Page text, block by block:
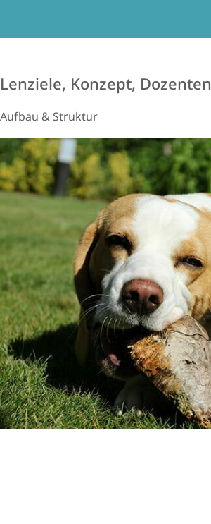
Lenziele, Konzept, Dozenten
Aufbau & Struktur